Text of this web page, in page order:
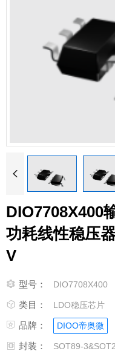

DIO7708X400
功耗线性稳压
V
 型号： DIO7708X400
 类目： LDO稳压芯片
 品牌： DIOO帝奥微
 封装： SOT89-